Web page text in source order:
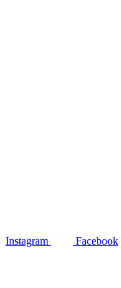
Instagram Facebook